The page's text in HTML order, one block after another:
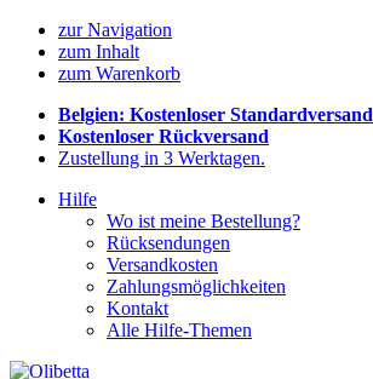
zur Navigation
zum Inhalt
zum Warenkorb
Belgien: Kostenloser Standardversand
Kostenloser Rückversand
Zustellung in 3 Werktagen.
Hilfe
Wo ist meine Bestellung?
Rücksendungen
Versandkosten
Zahlungsmöglichkeiten
Kontakt
Alle Hilfe-Themen